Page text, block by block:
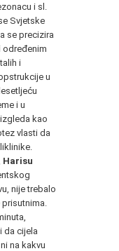
i sl.
Svjetske
se precizira
i
u
i u
kao
vlasti da
Harisu
nije trebalo
da cijela
na kakvu